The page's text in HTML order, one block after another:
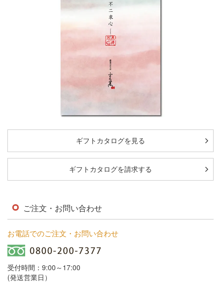
ギフトカタログを見る
ギフトカタログを請求する
ご注文・お問い合わせ
お電話でのご注文・お問い合わせ
受付時間：9:00～17:00
(発送営業日）